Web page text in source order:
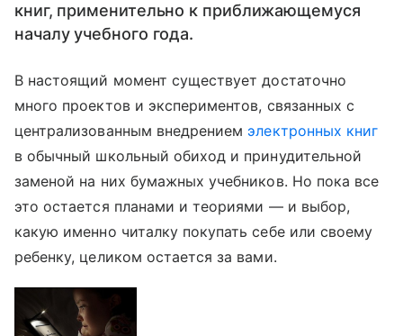
книг, применительно к приближающемуся
началу учебного года.
В настоящий момент существует достаточно
много проектов и экспериментов, связанных с
централизованным внедрением электронных книг
в обычный школьный обиход и принудительной
заменой на них бумажных учебников. Но пока все
это остается планами и теориями — и выбор,
какую именно читалку покупать себе или своему
ребенку, целиком остается за вами.